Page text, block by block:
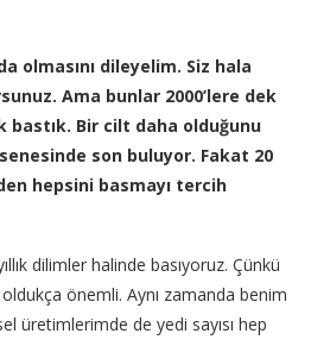
olmasını dileyelim. Siz hala
Ama bunlar 2000’lere dek
bastık. Bir cilt daha olduğunu
son buluyor. Fakat 20
hepsini basmayı tercih
dilimler halinde basıyoruz. Çünkü
önemli. Aynı zamanda benim
üretimlerimde de yedi sayısı hep